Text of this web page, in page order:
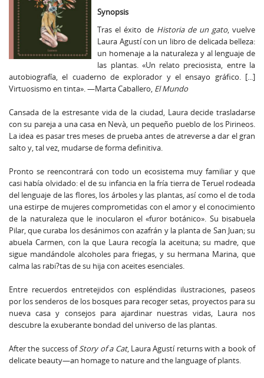
Synopsis
Tras el éxito deHistoria de un gato, vuelve
Laura Agustí con un libro de delicada belleza:
un homenaje a la naturaleza y al lenguaje de
las plantas. «Un relato preciosista, entre la
autobiografía, el cuaderno de explorador y el ensayo gráfico. [...]
Virtuosismo en tinta». —Marta Caballero, El Mundo
Cansada de la estresante vida de la ciudad, Laura decide trasladarse
con su pareja a una casa en Nevà, un pequeño pueblo de los Pirineos.
La idea es pasar tres meses de prueba antes de atreverse a dar el gran
salto y, tal vez, mudarse de forma definitiva.
Pronto se reencontrará con todo un ecosistema muy familiar y que
casi había olvidado: el de su infancia en la fría tierra de Teruel rodeada
del lenguaje de las flores, los árboles y las plantas, así como el de toda
una estirpe de mujeres comprometidas con el amor y el conocimiento
de la naturaleza que le inocularon el «furor botánico». Su bisabuela
Pilar, que curaba los desánimos con azafrán y la planta de San Juan; su
abuela Carmen, con la que Laura recogía la aceituna; su madre, que
sigue mandándole alcoholes para friegas, y su hermana Marina, que
calma las rabi?tas de su hija con aceites esenciales.
Entre recuerdos entretejidos con espléndidas ilustraciones, paseos
por los senderos de los bosques para recoger setas, proyectos para su
nueva casa y consejos para ajardinar nuestras vidas, Laura nos
descubre la exuberante bondad del universo de las plantas.
After the success ofStory of a Cat, Laura Agustí returns with a book of
delicate beauty—an homage to nature and the language of plants.